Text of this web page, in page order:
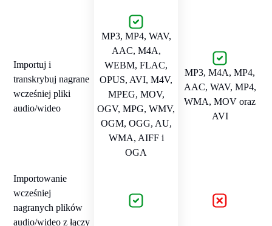
Importuj i
transkrybuj nagrane
wcześniej pliki
audio/wideo
MP3, MP4, WAV,
AAC, M4A,
WEBM, FLAC,
OPUS, AVI, M4V,
MPEG, MOV,
OGV, MPG, WMV,
OGM, OGG, AU,
WMA, AIFF i
OGA
MP3, M4A, MP4,
AAC, WAV, MP4,
WMA, MOV oraz
AVI
Importowanie
wcześniej
nagranych plików
audio/wideo z łączy